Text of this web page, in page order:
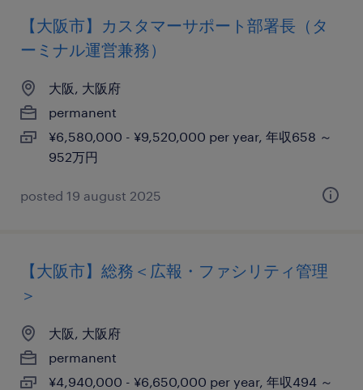
【大阪市】カスタマーサポート部署長（タ
ーミナル運営兼務）
大阪, 大阪府
permanent
¥6,580,000 - ¥9,520,000 per year, 年収658 ～
952万円
posted 19 august 2025
【大阪市】総務＜広報・ファシリティ管理
＞
大阪, 大阪府
permanent
¥4,940,000 - ¥6,650,000 per year, 年収494 ～